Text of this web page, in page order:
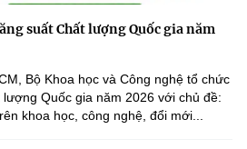
suất Chất lượng Quốc gia năm
Bộ Khoa học và Công nghệ tổ chức
Quốc gia năm 2026 với chủ đề:
khoa học, công nghệ, đổi mới...